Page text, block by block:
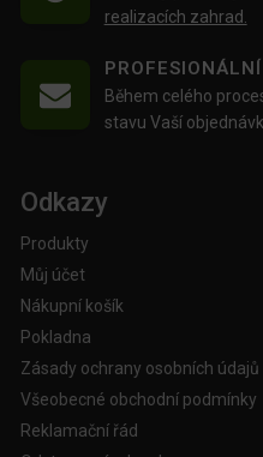
realizacích zahrad.
Během celého
stavu Vaší
Odkazy
Produkty
Můj účet
Nákupní košík
Pokladna
Zásady ochrany osobních údajů
Všeobecné obchodní podmínky
Reklamační řád